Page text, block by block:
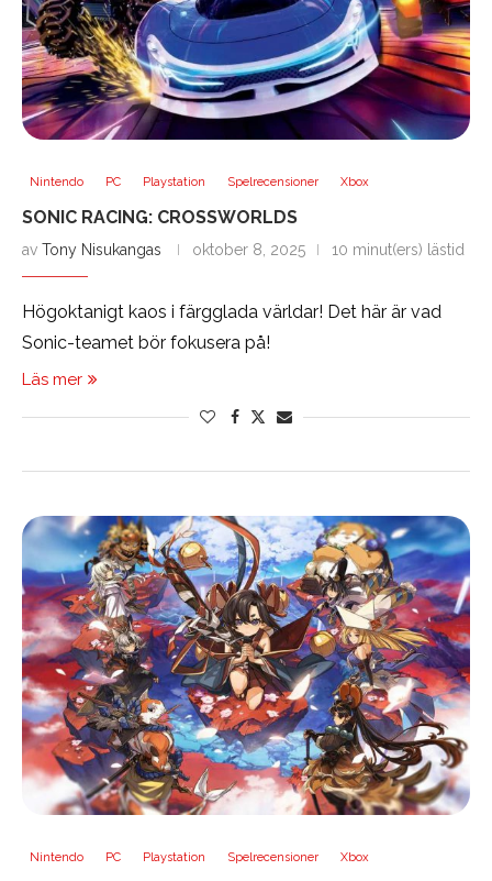
Nintendo PC Playstation Spelrecensioner Xbox
SONIC RACING: CROSSWORLDS
av Tony Nisukangas oktober 8, 2025 10 minut(ers) lästid
Högoktanigt kaos i färgglada världar! Det här är vad
Sonic-teamet bör fokusera på!
Läs mer
Nintendo PC Playstation Spelrecensioner Xbox